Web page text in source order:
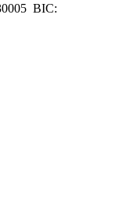
BIC: